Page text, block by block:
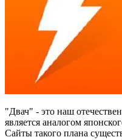
"Двач" - это наш
является аналогом
Сайты такого плана